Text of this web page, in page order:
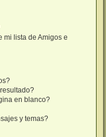
mi lista de Amigos e
en blanco?
y temas?